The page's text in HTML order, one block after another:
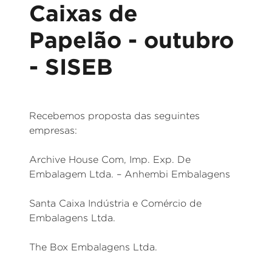
Caixas de
Papelão - outubro
- SISEB
Recebemos proposta das seguintes
empresas:
Archive House Com, Imp. Exp. De
Embalagem Ltda. – Anhembi Embalagens
Santa Caixa Indústria e Comércio de
Embalagens Ltda.
The Box Embalagens Ltda.